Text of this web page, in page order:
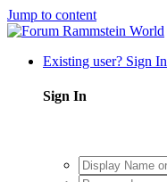
Jump to content
Existing user? Sign In
Sign In